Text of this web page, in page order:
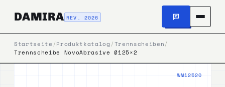
DAMIRA REV. 2026
Startseite /Produktkatalog /Trennscheiben/
Trennscheibe NovoAbrasive Ø125×2
WM12520